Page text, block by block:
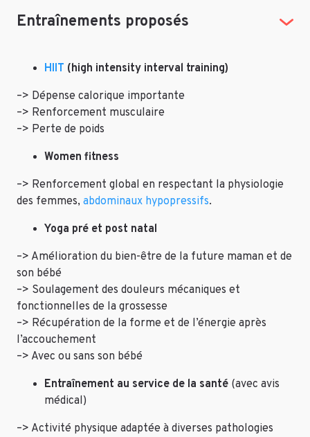
Entraînements proposés
HIIT (high intensity interval training)
–> Dépense calorique importante
–> Renforcement musculaire
–> Perte de poids
Women fitness
–> Renforcement global en respectant la physiologie
des femmes, abdominaux hypopressifs.
Yoga pré et post natal
–> Amélioration du bien-être de la future maman et de
son bébé
–> Soulagement des douleurs mécaniques et
fonctionnelles de la grossesse
–> Récupération de la forme et de l’énergie après
l’accouchement
–> Avec ou sans son bébé
Entraînement au service de la santé (avec avis
médical)
–> Activité physique adaptée à diverses pathologies